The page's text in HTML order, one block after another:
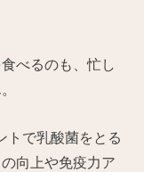
べるのも、忙し
トで乳酸菌をとる
向上や免疫力ア